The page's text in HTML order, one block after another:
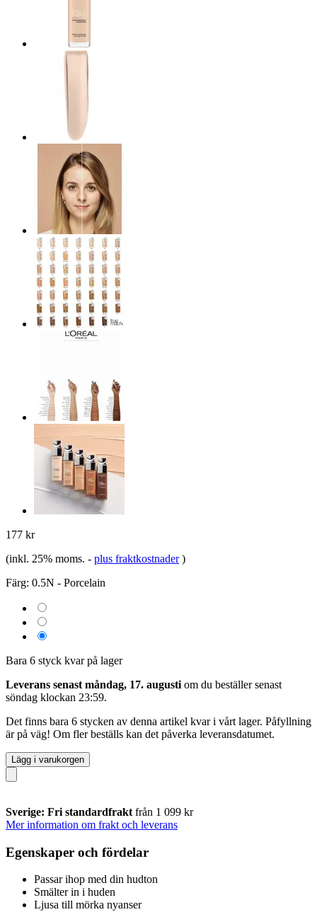
177 kr
(inkl. 25% moms. - plus fraktkostnader )
Färg: 0.5N - Porcelain
Bara 6 styck kvar på lager
Leverans senast måndag, 17. augusti om du beställer senast
söndag klockan 23:59.
Det finns bara 6 stycken av denna artikel kvar i vårt lager. Påfyllning
är på väg! Om fler beställs kan det påverka leveransdatumet.
Lägg i varukorgen
Sverige: Fri standardfrakt från 1 099 kr
Mer information om frakt och leverans
Egenskaper och fördelar
Passar ihop med din hudton
Smälter in i huden
Ljusa till mörka nyanser